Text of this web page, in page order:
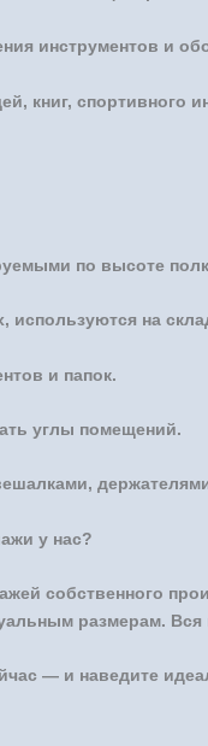
инструментов и
книг, спортивного
по высоте
используются на
и папок.
углы помещений.
у нас?
собственного
размерам. Вся
— и наведите